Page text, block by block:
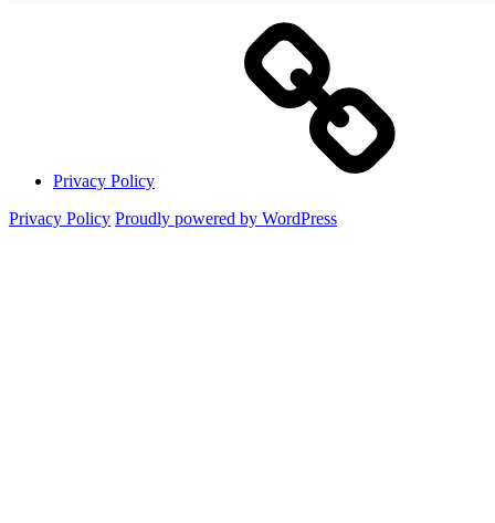
Privacy Policy
Privacy Policy Proudly powered by WordPress